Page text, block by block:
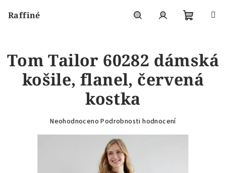
Raffiné
košík
Tom Tailor 60282 dámská
košile, flanel, červená
kostka
Průměrné
Neohodnoceno Podrobnosti hodnocení